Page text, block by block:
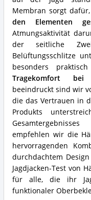
Membran sorgt
den Elementen
Atmungsaktivität
der seitliche
Belüftungsschlitze
besonders
Tragekomfort bei
beeindruckt sind wir
die das Vertrauen in
Produkts
empfehlen wir die
hervorragenden
durchdachtem
Jagdjacken-Test von
für alle, die ihr
funktionaler